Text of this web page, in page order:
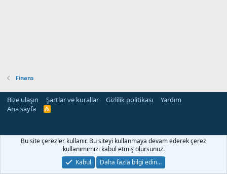
Finans
Bize ulaşın Şartlar ve kurallar Gizlilik politikası
Yardım
Ana sayfa
R
siteleri
Bu site çerezler kullanır. Bu siteyi kullanmaya devam ederek çerez
kullanımımızı kabul etmiş olursunuz.
Kabul
Daha fazla bilgi edin…